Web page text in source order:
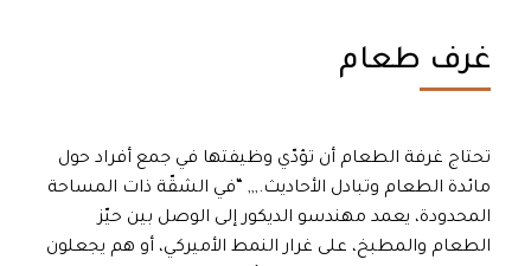
غرف طعام
تحتاج غرفة الطعام أن تؤدّي وظيفتها في جمع أفراد حول
مائدة الطعام وتبادل الأحاديث.,,, “في الشقّة ذات المساحة
المحدودة، يعمد مهندسو الديكور إلى الوصل بين حيّز
الطعام والمطبخ، على غرار النمط الأميركي، أو هم يجعلون